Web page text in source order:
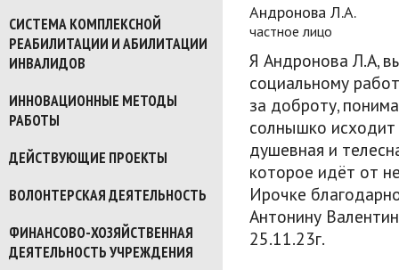
СИСТЕМА КОМПЛЕКСНОЙ
РЕАБИЛИТАЦИИ И АБИЛИТАЦИИ
ИНВАЛИДОВ
ИННОВАЦИОННЫЕ МЕТОДЫ
РАБОТЫ
ДЕЙСТВУЮЩИЕ ПРОЕКТЫ
ВОЛОНТЕРСКАЯ ДЕЯТЕЛЬНОСТЬ
ФИНАНСОВО-ХОЗЯЙСТВЕННАЯ
ДЕЯТЕЛЬНОСТЬ УЧРЕЖДЕНИЯ
Андронова Л.А.
частное лицо
Я Андронова Л.А,
социальному
за доброту,
солнышко исходит
душевная и
которое идёт от
Ирочке
Антонину
25.11.23г.